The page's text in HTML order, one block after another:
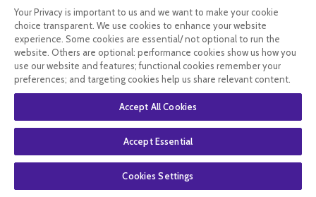
Prodigieux
Nutrition Avant
Shampoing
Shampooing
750ml
Your Privacy is important to us and we want to make your cookie
choice transparent. We use cookies to enhance your website
experience. Some cookies are essential/ not optional to run the
website. Others are optional: performance cookies show us how you
use our website and features; functional cookies remember your
preferences; and targeting cookies help us share relevant content.
Accept All Cookies
Accept Essential
Cookies Settings